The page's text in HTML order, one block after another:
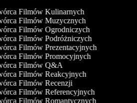
Filmów Kulinarnych
Filmów Muzycznych
Filmów Ogrodniczych
Filmów Podróżniczych
Filmów Prezentacyjnych
Filmów Promocyjnych
Filmów Q&A
Filmów Reakcyjnych
Filmów Recenzji
Filmów Referencyjnych
Filmów Romantycznych